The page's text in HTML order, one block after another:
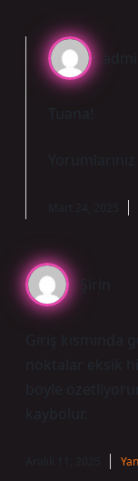
Tuana!
Yorumlarınız
Giriş kısmında
noktalar eksik
böyle
kaybolur.